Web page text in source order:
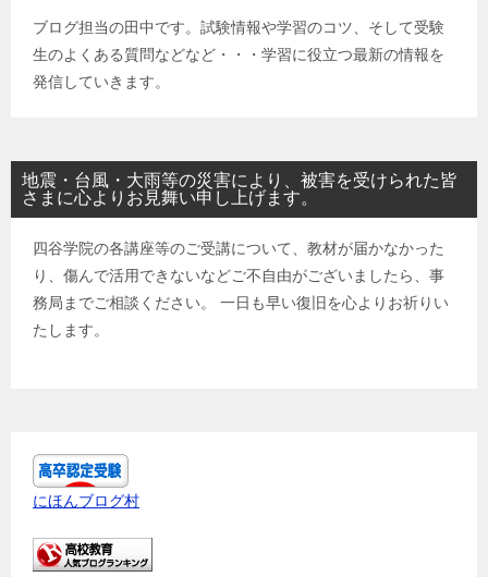
ブログ担当の田中です。試験情報や学習のコツ、そして受験
生のよくある質問などなど・・・学習に役立つ最新の情報を
発信していきます。
地震・台風・大雨等の災害により、被害を受けられた皆
さまに心よりお見舞い申し上げます。
四谷学院の各講座等のご受講について、教材が届かなかった
り、傷んで活用できないなどご不自由がございましたら、事
務局までご相談ください。 一日も早い復旧を心よりお祈りい
たします。
にほんブログ村